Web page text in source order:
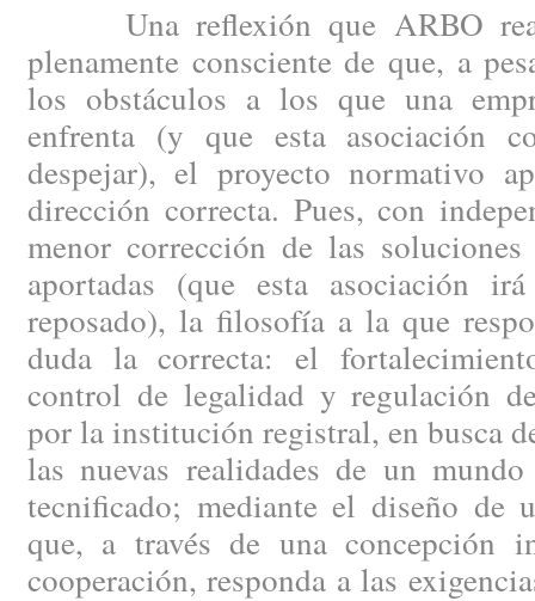
Una reflexión que ARBO
plenamente consciente de que, a
los obstáculos a los que una
enfrenta (y que esta asociación
despejar), el proyecto normativo
dirección correcta. Pues, con
menor corrección de las
aportadas (que esta asociación
reposado), la filosofía a la que
duda la correcta: el
control de legalidad y regulación
por la institución registral, en busca
las nuevas realidades de un
tecnificado; mediante el diseño de
que, a través de una concepción
cooperación, responda a las